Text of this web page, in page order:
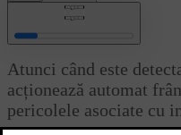
Conectează-te
Frânarea postimpact
Atunci când este
acționează automat
pericolele asociate cu